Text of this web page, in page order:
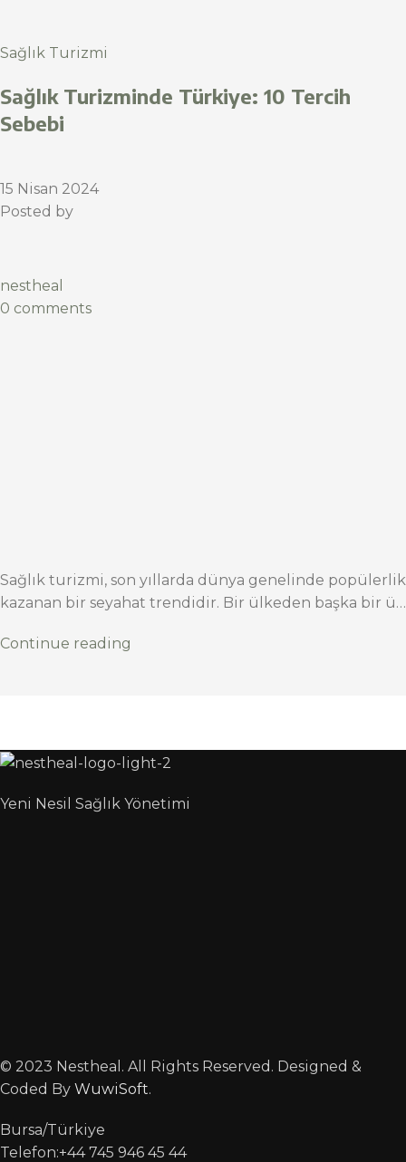
Sağlık Turizmi
Sağlık Turizminde Türkiye: 10 Tercih
Sebebi
15 Nisan 2024
Posted by
nestheal
0 comments
Sağlık turizmi, son yıllarda dünya genelinde popülerlik
kazanan bir seyahat trendidir. Bir ülkeden başka bir ü…
Continue reading
Yeni Nesil Sağlık Yönetimi
© 2023 Nestheal. All Rights Reserved. Designed &
Coded By WuwiSoft.
Bursa/Türkiye
Telefon:+44 745 946 45 44